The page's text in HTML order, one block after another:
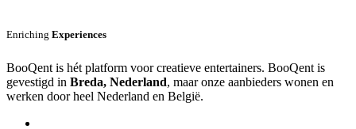
Enriching Experiences
BooQent is hét platform voor creatieve entertainers. BooQent is
gevestigd in Breda, Nederland, maar onze aanbieders wonen en
werken door heel Nederland en België.